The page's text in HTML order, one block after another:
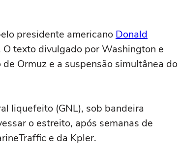
presidente americano Donald
texto divulgado por Washington e
Ormuz e a suspensão simultânea do
liquefeito (GNL), sob bandeira
o estreito, após semanas de
e da Kpler.